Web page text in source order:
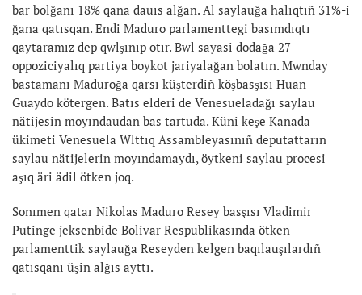
bar bolğanı 18% qana dauıs alğan. Al saylauğa halıqtıñ 31%-i
ğana qatısqan. Endi Maduro parlamenttegi basımdıqtı
qaytaramız dep qwlşınıp otır. Bwl sayasi dodağa 27
oppoziciyalıq partiya boykot jariyalağan bolatın. Mwnday
bastamanı Maduroğa qarsı küşterdiñ köşbasşısı Huan
Guaydo kötergen. Batıs elderi de Venesueladağı saylau
nätijesin moyındaudan bas tartuda. Küni keşe Kanada
ükimeti Venesuela Wlttıq Assambleyasınıñ deputattarın
saylau nätijelerin moyındamaydı, öytkeni saylau procesi
aşıq äri ädil ötken joq.
Sonımen qatar Nikolas Maduro Resey basşısı Vladimir
Putinge jeksenbide Bolivar Respublikasında ötken
parlamenttik saylauğa Reseyden kelgen baqılauşılardıñ
qatısqanı üşin alğıs ayttı.